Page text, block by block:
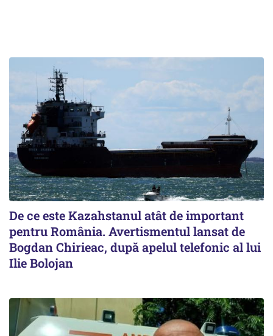
De ce este Kazahstanul atât de important
pentru România. Avertismentul lansat de
Bogdan Chirieac, după apelul telefonic al lui
Ilie Bolojan